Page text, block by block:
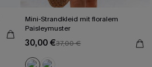
Mini-Strandkleid mit floralem
Paisleymuster
30,00 €37,00 €